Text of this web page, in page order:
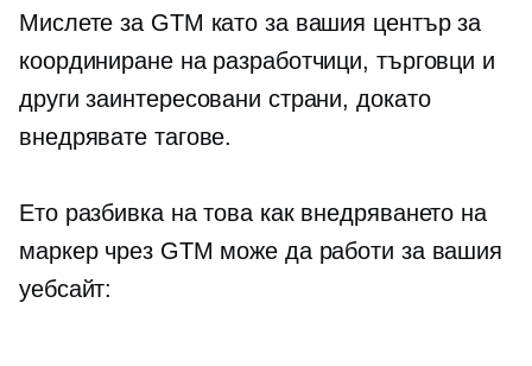
Мислете за GTM като за вашия център за
координиране на разработчици, търговци и
други заинтересовани страни, докато
внедрявате тагове.
Ето разбивка на това как внедряването на
маркер чрез GTM може да работи за вашия
уебсайт: